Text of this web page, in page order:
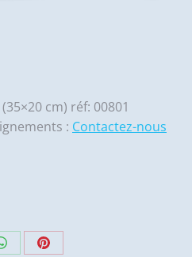
cm) réf: 00801
: Contactez-nous
PartagerPartager